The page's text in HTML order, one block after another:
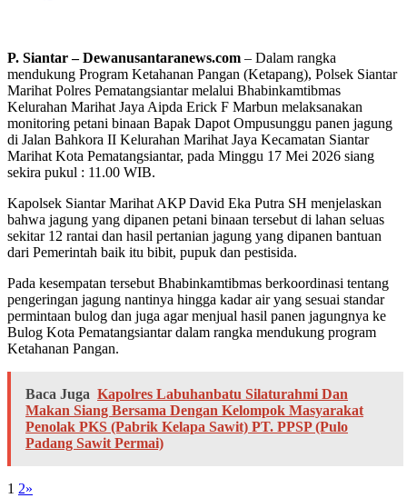
P. Siantar – Dewanusantaranews.com – Dalam rangka
mendukung Program Ketahanan Pangan (Ketapang), Polsek Siantar
Marihat Polres Pematangsiantar melalui Bhabinkamtibmas
Kelurahan Marihat Jaya Aipda Erick F Marbun melaksanakan
monitoring petani binaan Bapak Dapot Ompusunggu panen jagung
di Jalan Bahkora II Kelurahan Marihat Jaya Kecamatan Siantar
Marihat Kota Pematangsiantar, pada Minggu 17 Mei 2026 siang
sekira pukul : 11.00 WIB.
Kapolsek Siantar Marihat AKP David Eka Putra SH menjelaskan
bahwa jagung yang dipanen petani binaan tersebut di lahan seluas
sekitar 12 rantai dan hasil pertanian jagung yang dipanen bantuan
dari Pemerintah baik itu bibit, pupuk dan pestisida.
Pada kesempatan tersebut Bhabinkamtibmas berkoordinasi tentang
pengeringan jagung nantinya hingga kadar air yang sesuai standar
permintaan bulog dan juga agar menjual hasil panen jagungnya ke
Bulog Kota Pematangsiantar dalam rangka mendukung program
Ketahanan Pangan.
Baca Juga Kapolres Labuhanbatu Silaturahmi Dan
Makan Siang Bersama Dengan Kelompok Masyarakat
Penolak PKS (Pabrik Kelapa Sawit) PT. PPSP (Pulo
Padang Sawit Permai)
1 2»